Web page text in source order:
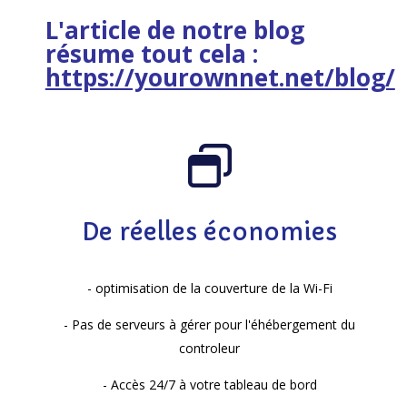
L'article de notre blog
résume tout cela :
https://yourownnet.net/blog/
De réelles économies
- optimisation de la couverture de la Wi-Fi
- Pas de serveurs à gérer pour l'éhébergement du
controleur
- Accès 24/7 à votre tableau de bord